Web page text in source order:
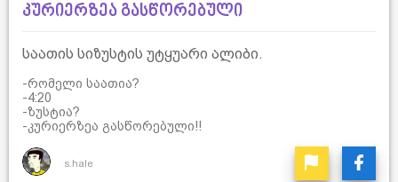
კურიერზეა გასწორებული
საათის სიზუსტის უტყუარი ალიბი.
-რომელი საათია?
-4:20
-ზუსტია?
-კურიერზეა გასწორებული!!
s.hale